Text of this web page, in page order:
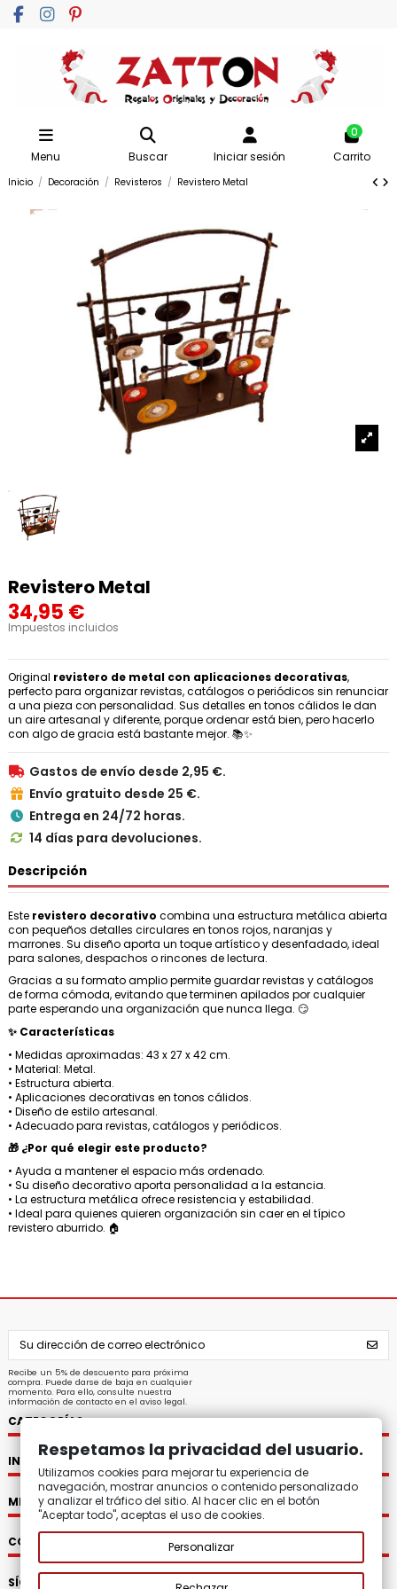
Menu Buscar Iniciar sesión
0
Carrito
Inicio Decoración Revisteros Revistero Metal
Revistero Metal
34,95 €
Impuestos incluidos
Original revistero de metal con aplicaciones decorativas,
perfecto para organizar revistas, catálogos o periódicos sin renunciar
a una pieza con personalidad. Sus detalles en tonos cálidos le dan
un aire artesanal y diferente, porque ordenar está bien, pero hacerlo
con algo de gracia está bastante mejor. 📚✨
 Gastos de envío desde 2,95 €.
 Envío gratuito desde 25 €.
 Entrega en 24/72 horas.
 14 días para devoluciones.
Descripción
Este revistero decorativo combina una estructura metálica abierta
con pequeños detalles circulares en tonos rojos, naranjas y
marrones. Su diseño aporta un toque artístico y desenfadado, ideal
para salones, despachos o rincones de lectura.
Gracias a su formato amplio permite guardar revistas y catálogos
de forma cómoda, evitando que terminen apilados por cualquier
parte esperando una organización que nunca llega. 😏
✨ Características
• Medidas aproximadas: 43 x 27 x 42 cm.
• Material: Metal.
• Estructura abierta.
• Aplicaciones decorativas en tonos cálidos.
• Diseño de estilo artesanal.
• Adecuado para revistas, catálogos y periódicos.
🎁 ¿Por qué elegir este producto?
• Ayuda a mantener el espacio más ordenado.
• Su diseño decorativo aporta personalidad a la estancia.
• La estructura metálica ofrece resistencia y estabilidad.
• Ideal para quienes quieren organización sin caer en el típico
revistero aburrido. 🏠
Recibe un 5% de descuento para próxima
compra. Puede darse de baja en cualquier
momento. Para ello, consulte nuestra
información de contacto en el aviso legal.
CATEGORÍAS
INFORMACIÓN
MI CUENTA
CONTACTO
SÍGUENOS
Respetamos la privacidad del usuario.
Utilizamos cookies para mejorar tu experiencia de
navegación, mostrar anuncios o contenido personalizado
y analizar el tráfico del sitio. Al hacer clic en el botón
"Aceptar todo", aceptas el uso de cookies.
Personalizar